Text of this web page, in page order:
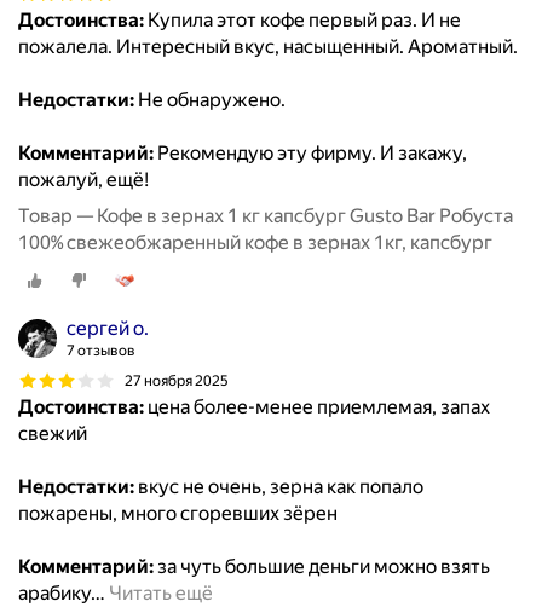
Достоинства: Купила этот кофе первый раз. И не
пожалела. Интересный вкус, насыщенный. Ароматный.
Недостатки: Не обнаружено.
Комментарий: Рекомендую эту фирму. И закажу,
пожалуй, ещё!
Товар — Кофе в зернах 1 кг капсбург Gusto Bar Робуста
100% свежеобжаренный кофе в зернах 1кг, капсбург
сергей о.
7 отзывов
27 ноября 2025
Достоинства: цена более-менее приемлемая, запах
свежий
Недостатки: вкус не очень, зерна как попало
пожарены, много сгоревших зёрен
Комментарий:за чуть большие деньги можно взять
арабику… Читать ещё